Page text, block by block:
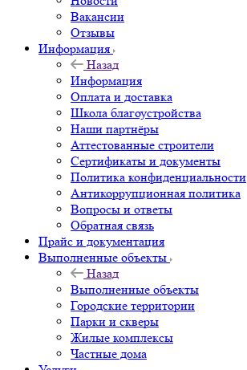
Вакансии
Отзывы
Информация
Назад
Информация
Оплата и доставка
Школа благоустройства
Наши партнёры
Аттестованные строители
Сертификаты и документы
Политика конфиденциальности
Антикоррупционная политика
Вопросы и ответы
Обратная связь
Прайс и документация
Выполненные объекты
Назад
Выполненные объекты
Городские территории
Парки и скверы
Жилые комплексы
Частные дома